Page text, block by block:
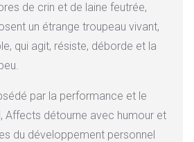
de crin et de laine feutrée,
un étrange troupeau vivant,
qui agit, résiste, déborde et la
par la performance et le
Affects détourne avec humour et
du développement personnel